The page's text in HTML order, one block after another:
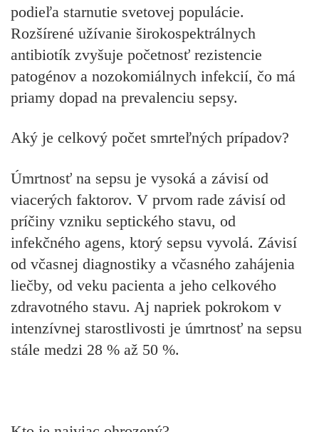
podieľa starnutie svetovej populácie.
Rozšírené užívanie širokospektrálnych
antibiotík zvyšuje početnosť rezistencie
patogénov a nozokomiálnych infekcií, čo má
priamy dopad na prevalenciu sepsy.
Aký je celkový počet smrteľných prípadov?
Úmrtnosť na sepsu je vysoká a závisí od
viacerých faktorov. V prvom rade závisí od
príčiny vzniku septického stavu, od
infekčného agens, ktorý sepsu vyvolá. Závisí
od včasnej diagnostiky a včasného zahájenia
liečby, od veku pacienta a jeho celkového
zdravotného stavu. Aj napriek pokrokom v
intenzívnej starostlivosti je úmrtnosť na sepsu
stále medzi 28 % až 50 %.